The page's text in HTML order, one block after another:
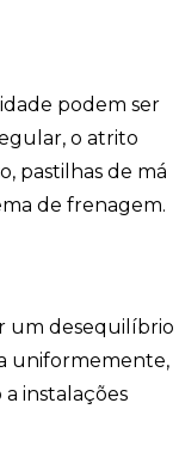
podem ser
o atrito
pastilhas de má
de frenagem.
um desequilíbrio
uniformemente,
instalações